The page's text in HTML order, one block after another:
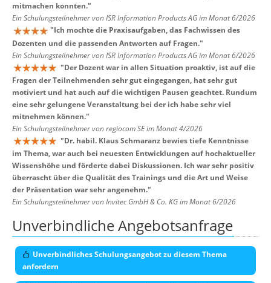
mitmachen konnten."
Ein Schulungsteilnehmer von ISR Information Products AG im Monat 6/2026
"Ich mochte die Praxisaufgaben, das Fachwissen des
Dozenten und die passenden Antworten auf Fragen."
Ein Schulungsteilnehmer von ISR Information Products AG im Monat 6/2026
"Der Dozent war in allen Situation proaktiv, ist auf die
Fragen der Teilnehmenden sehr gut eingegangen, hat sehr gut
motiviert und hat auch auf die wichtigen Pausen geachtet. Rundum
eine sehr gelungene Veranstaltung bei der ich habe sehr viel
mitnehmen können."
Ein Schulungsteilnehmer von regiocom SE im Monat 4/2026
"Dr. habil. Klaus Schmaranz bewies tiefe Kenntnisse
im Thema, war auch bei neuesten Entwicklungen auf hochaktueller
Wissenshöhe und förderte dabei Diskussionen. Ich war sehr positiv
überrascht über die Qualität des Trainings und die Art und Weise
der Präsentation war sehr angenehm."
Ein Schulungsteilnehmer von Invitec GmbH & Co. KG im Monat 6/2026
Unverbindliche Angebotsanfrage
Unverbindliches Schulungsangebot zu diesem Thema
anfordern